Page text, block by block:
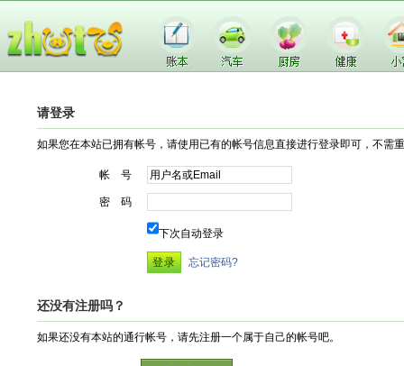
请登录
如果您在本站已拥有帐号，请使用已有的帐号信息直接进行登录即可，不需
帐 号
密 码
下次自动登录
忘记密码?
还没有注册吗？
如果还没有本站的通行帐号，请先注册一个属于自己的帐号吧。